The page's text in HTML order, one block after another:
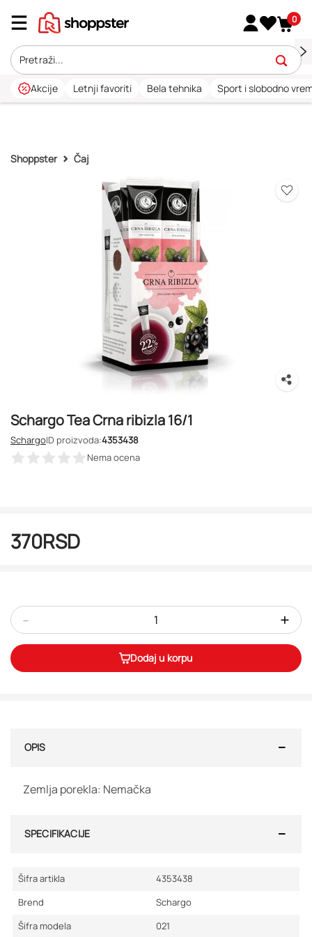
0
Akcije Letnji favoriti Bela tehnika Sport i slobodno
Shoppster Čaj
Schargo Tea Crna ribizla 16/1
SchargoID proizvoda:4353438
Nema ocena
370RSD
- +
Dodaj u korpu
OPIS
Zemlja porekla: Nemačka
SPECIFIKACIJE
Šifra artikla
4353438
Brend
Schargo
Šifra modela
021